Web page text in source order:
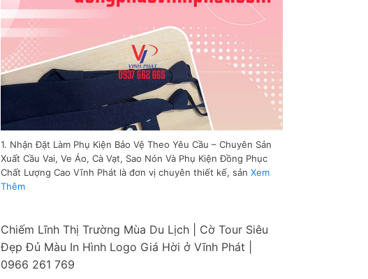
1. Nhận Đặt Làm Phụ Kiện Bảo Vệ Theo Yêu Cầu – Chuyên Sản
Xuất Cầu Vai, Ve Áo, Cà Vạt, Sao Nón Và Phụ Kiện Đồng Phục
Chất Lượng Cao Vĩnh Phát là đơn vị chuyên thiết kế, sản Xem
Thêm
Chiếm Lĩnh Thị Trường Mùa Du Lịch | Cờ Tour Siêu
Đẹp Đủ Màu In Hình Logo Giá Hời ở Vĩnh Phát |
0966 261 769